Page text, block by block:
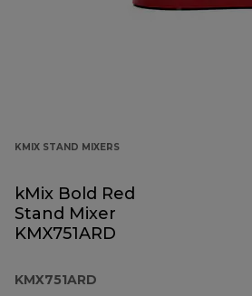
KMIX STAND MIXERS
kMix Bold Red
Stand Mixer
KMX751ARD
KMX751ARD